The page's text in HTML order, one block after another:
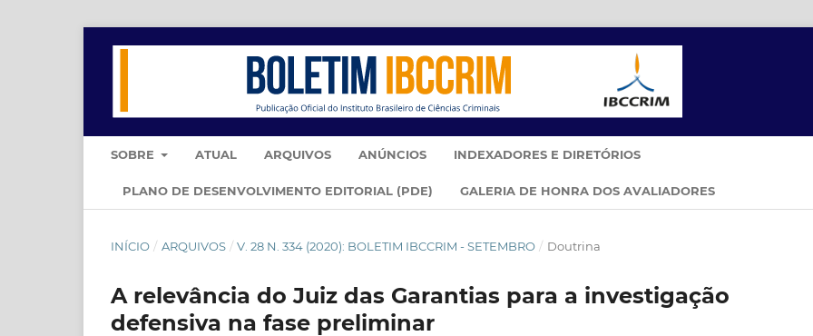
SOBRE ATUAL ARQUIVOS ANÚNCIOS INDEXADORES E DIRETÓRIOS
PLANO DE DESENVOLVIMENTO EDITORIAL (PDE) GALERIA DE HONRA DOS AVALIADORES
INÍCIO / ARQUIVOS / V. 28 N. 334 (2020): BOLETIM IBCCRIM - SETEMBRO / Doutrina
A relevância do Juiz das Garantias para a investigação
defensiva na fase preliminar